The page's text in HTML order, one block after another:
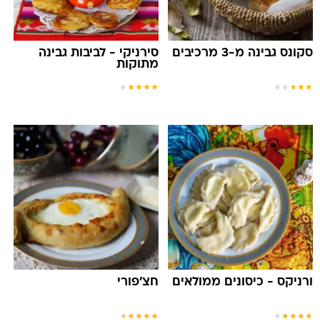
סקונס גבינה מ-3 מרכיבים
★
★
★
★
★
סירניקי - לביבות גבינה
מתוקות
★
★
★
★
★
ורניקס - כיסונים ממולאים
★
★
★
★
★
חצ'פורי
★
★
★
★
★